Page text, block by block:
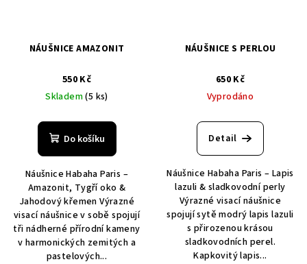
NÁUŠNICE AMAZONIT
550 Kč
Skladem(5 ks)
Do košíku
Náušnice Habaha Paris –
Amazonit, Tygří oko &
Jahodový křemen Výrazné
visací náušnice v sobě spojují
tři nádherné přírodní kameny
v harmonických zemitých a
pastelových...
NÁUŠNICE S PERLOU
650 Kč
Vyprodáno
Detail
Náušnice Habaha Paris – Lapis
lazuli & sladkovodní perly
Výrazné visací náušnice
spojují sytě modrý lapis lazuli
s přirozenou krásou
sladkovodních perel.
Kapkovitý lapis...